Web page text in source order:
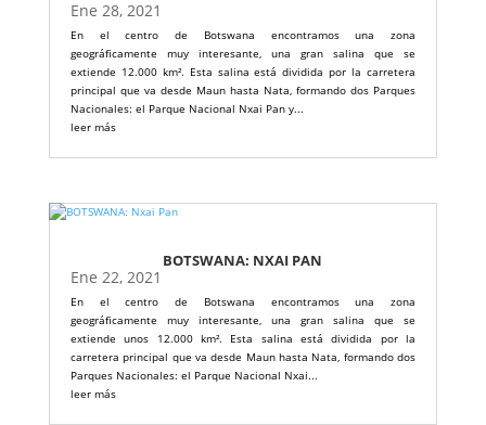
Ene 28, 2021
En el centro de Botswana encontramos una zona
geográficamente muy interesante, una gran salina que se
extiende 12.000 km². Esta salina está dividida por la carretera
principal que va desde Maun hasta Nata, formando dos Parques
Nacionales: el Parque Nacional Nxai Pan y...
leer más
BOTSWANA: NXAI PAN
Ene 22, 2021
En el centro de Botswana encontramos una zona
geográficamente muy interesante, una gran salina que se
extiende unos 12.000 km². Esta salina está dividida por la
carretera principal que va desde Maun hasta Nata, formando dos
Parques Nacionales: el Parque Nacional Nxai...
leer más